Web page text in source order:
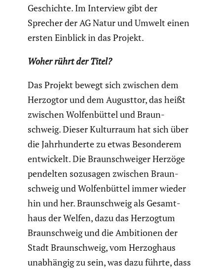
Geschichte. Im Interview gibt der
Sprecher der AG Natur und Umwelt einen
ersten Einblick in das Projekt.
Woher rührt der Titel?
Das Projekt bewegt sich zwischen dem
Herzogtor und dem Augusttor, das heißt
zwischen Wolfen­büttel und Braun­
schweig. Dieser Kultur­raum hat sich über
die Jahrhun­derte zu etwas Beson­derem
entwi­ckelt. Die Braun­schweiger Herzöge
pendelten sozusagen zwischen Braun­
schweig und Wolfen­büttel immer wieder
hin und her. Braun­schweig als Gesamt­
haus der Welfen, dazu das Herzogtum
Braun­schweig und die Ambitionen der
Stadt Braun­schweig, vom Herzog­haus
unabhängig zu sein, was dazu führte, dass